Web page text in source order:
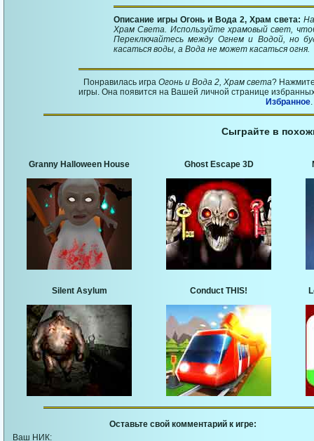
Описание игры Огонь и Вода 2, Храм света:
Храм Света. Используйте храмовый свет,
Переключайтесь между Огнем и Водой, но
касаться воды, а Вода не может касаться огня.
Понравилась игра Огонь и Вода 2, Храм света?
игры. Она появится на Вашей личной странице
Избранное.
Сыграйте в
Granny Halloween House Ghost Escape 3D
Silent Asylum Conduct THIS!
Оставьте свой комментарий к игре:
Ваш НИК: